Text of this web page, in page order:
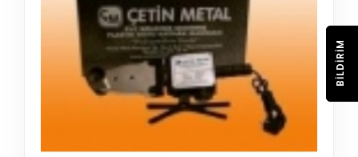
BILDIRIM